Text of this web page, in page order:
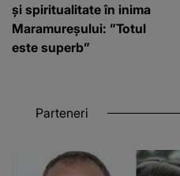
și spiritualitate în inima
Maramureșului: ”Totul
este superb”
Parteneri